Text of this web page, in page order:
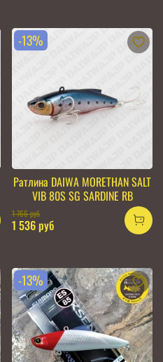
-13%
Ратлина DAIWA MORETHAN SALT
VIB 80S SG SARDINE RB
1 766 руб
1 536 руб
-13%